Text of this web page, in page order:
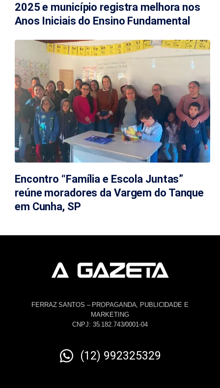
2025 e município registra melhora nos
Anos Iniciais do Ensino Fundamental
Encontro “Família e Escola Juntas”
reúne moradores da Vargem do Tanque
em Cunha, SP
FERRAZ SANTOS – PROPAGANDA, PUBLICIDADE E
MARKETING
CNPJ: 35.182.743/0001-04
(12) 992325329